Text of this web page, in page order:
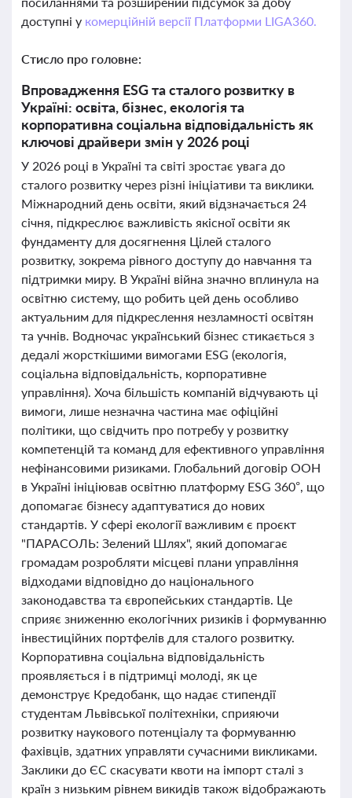
доступні у комерційній версії Платформи LIGA360.
Стисло про головне:
Впровадження ESG та сталого розвитку в
Україні: освіта, бізнес, екологія та
корпоративна соціальна відповідальність як
ключові драйвери змін у 2026 році
У 2026 році в Україні та світі зростає увага до
сталого розвитку через різні ініціативи та виклики.
Міжнародний день освіти, який відзначається 24
січня, підкреслює важливість якісної освіти як
фундаменту для досягнення Цілей сталого
розвитку, зокрема рівного доступу до навчання та
підтримки миру. В Україні війна значно вплинула на
освітню систему, що робить цей день особливо
актуальним для підкреслення незламності освітян
та учнів. Водночас український бізнес стикається з
дедалі жорсткішими вимогами ESG (екологія,
соціальна відповідальність, корпоративне
управління). Хоча більшість компаній відчувають ці
вимоги, лише незначна частина має офіційні
політики, що свідчить про потребу у розвитку
компетенцій та команд для ефективного управління
нефінансовими ризиками. Глобальний договір ООН
в Україні ініціював освітню платформу ESG 360°, що
допомагає бізнесу адаптуватися до нових
стандартів. У сфері екології важливим є проєкт
"ПАРАСОЛЬ: Зелений Шлях", який допомагає
громадам розробляти місцеві плани управління
відходами відповідно до національного
законодавства та європейських стандартів. Це
сприяє зниженню екологічних ризиків і формуванню
інвестиційних портфелів для сталого розвитку.
Корпоративна соціальна відповідальність
проявляється і в підтримці молоді, як це
демонструє Кредобанк, що надає стипендії
студентам Львівської політехніки, сприяючи
розвитку наукового потенціалу та формуванню
фахівців, здатних управляти сучасними викликами.
Заклики до ЄС скасувати квоти на імпорт сталі з
країн з низьким рівнем викидів також відображають